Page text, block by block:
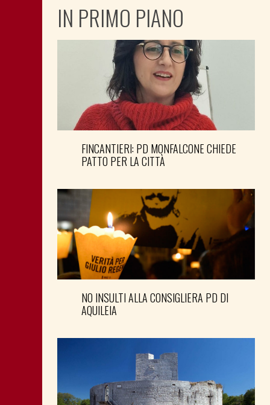
IN PRIMO PIANO
FINCANTIERI: PD MONFALCONE CHIEDE
PATTO PER LA CITTÀ
NO INSULTI ALLA CONSIGLIERA PD DI
AQUILEIA